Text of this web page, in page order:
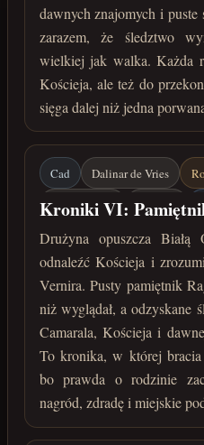
dawnych znajomych i
zarazem, że śledztwo
wielkiej jak walka. Każda
Kościeja, ale też do
sięga dalej niż jedna
Cad Dalinar de Vries
Vernir / Ragn
Camaral
Robert de Vries
Pamiętnik
Miejskie podziemie
koniec marca 222 roku po
Kroniki VI:
Drużyna opuszcza
odnaleźć Kościeja i
Vernira. Pusty pamiętnik
niż wyglądał, a odzyskane
Camarala, Kościeja i
To kronika, w której bracia
bo prawda o rodzinie
nagród, zdradę i miejskie